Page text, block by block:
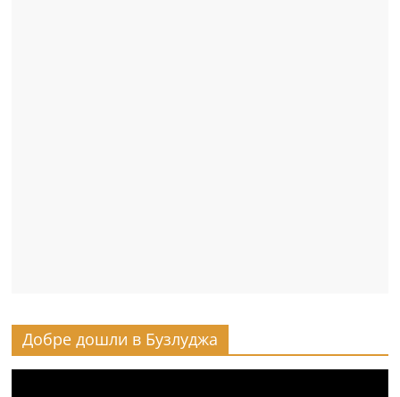
Добре дошли в Бузлуджа